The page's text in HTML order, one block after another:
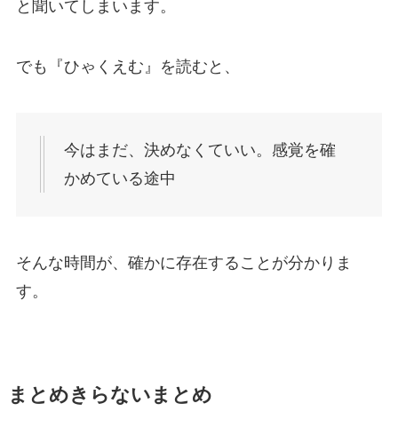
と聞いてしまいます。
でも『ひゃくえむ』を読むと、
今はまだ、決めなくていい。感覚を確
かめている途中
そんな時間が、確かに存在することが分かりま
す。
まとめきらないまとめ